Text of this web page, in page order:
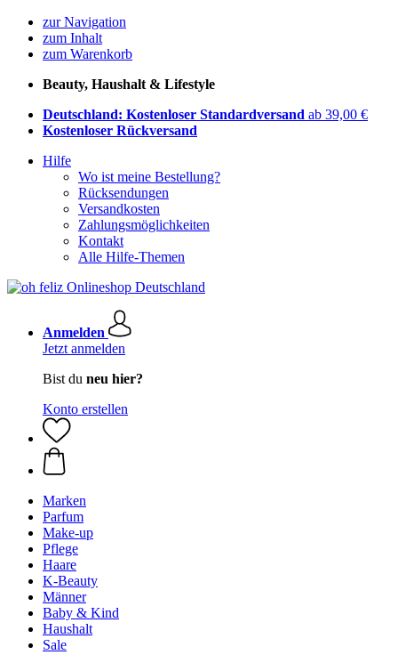
zur Navigation
zum Inhalt
zum Warenkorb
Beauty, Haushalt & Lifestyle
Deutschland: Kostenloser Standardversand ab 39,00 €
Kostenloser Rückversand
Hilfe
Wo ist meine Bestellung?
Rücksendungen
Versandkosten
Zahlungsmöglichkeiten
Kontakt
Alle Hilfe-Themen
Anmelden
Jetzt anmelden
Bist du neu hier?
Konto erstellen
Marken
Parfum
Make-up
Pflege
Haare
K-Beauty
Männer
Baby & Kind
Haushalt
Sale